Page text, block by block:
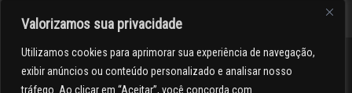
Valorizamos sua privacidade
Utilizamos cookies para aprimorar sua experiência de navegação,
exibir anúncios ou conteúdo personalizado e analisar nosso
tráfego. Ao clicar em “Aceitar”, você concorda com
><(((º> 17